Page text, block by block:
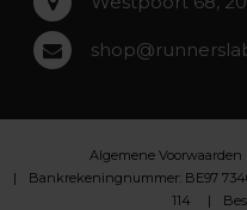
Algemene Voorwaarden
Bankrekeningnummer: BE97
114